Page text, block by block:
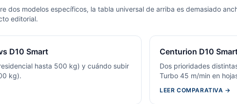
dos modelos específicos, la tabla universal de arriba es demasiado
editorial.
D10 Smart
hasta 500 kg) y cuándo subir
kg).
Centurion D10
Dos prioridades
Turbo 45 m/min en
LEER COMPARATIVA →